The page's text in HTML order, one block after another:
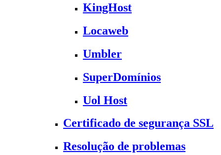
KingHost
Locaweb
Umbler
SuperDomínios
Uol Host
Certificado de segurança SSL
Resolução de problemas